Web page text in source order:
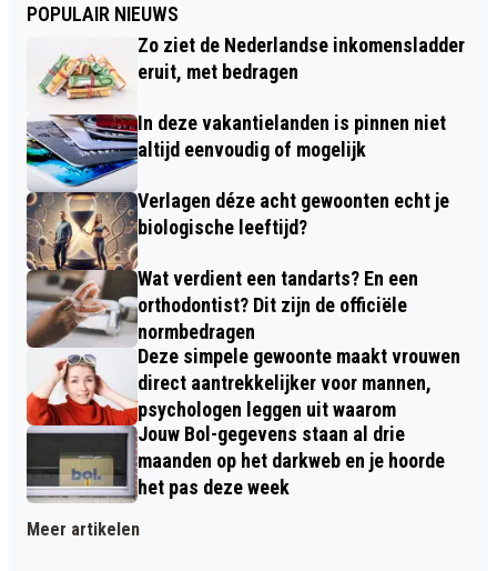
POPULAIR NIEUWS
Zo ziet de Nederlandse inkomensladder
eruit, met bedragen
In deze vakantielanden is pinnen niet
altijd eenvoudig of mogelijk
Verlagen déze acht gewoonten echt je
biologische leeftijd?
Wat verdient een tandarts? En een
orthodontist? Dit zijn de officiële
normbedragen
Deze simpele gewoonte maakt vrouwen
direct aantrekkelijker voor mannen,
psychologen leggen uit waarom
Jouw Bol-gegevens staan al drie
maanden op het darkweb en je hoorde
het pas deze week
Meer artikelen